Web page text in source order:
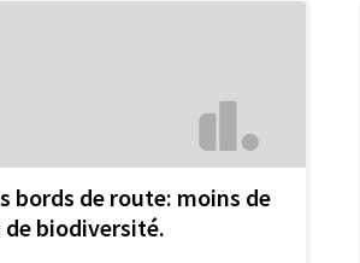
bords de route: moins de
biodiversité.